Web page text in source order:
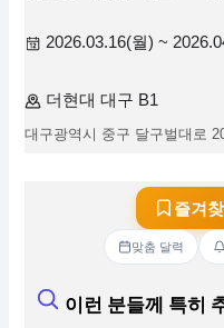
2026.03.16(월) ~
더현대 대구 B1
대구광역시 중구 달구벌대로
즐겨
맞춤 달력
이런 분들께 특히